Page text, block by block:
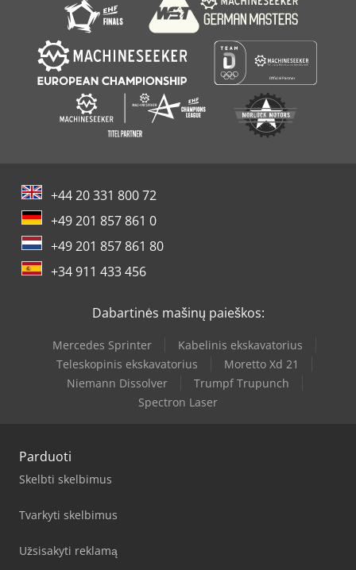
+44 20 331 800 72
+49 201 857 861 0
+49 201 857 861 80
+34 911 433 456
Dabartinės mašinų paieškos:
Mercedes Sprinter
Kabelinis ekskavatorius
Teleskopinis ekskavatorius
Moretto Xd 21
Niemann Dissolver
Trumpf Trupunch
Spectron Laser
Parduoti
Skelbti skelbimus
Tvarkyti skelbimus
Užsisakyti reklamą